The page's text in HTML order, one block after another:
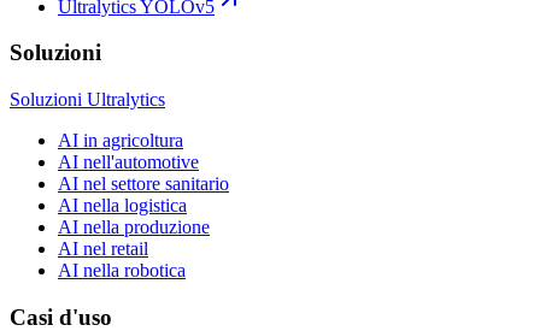
Ultralytics YOLOv5
Soluzioni
Soluzioni Ultralytics
AI in agricoltura
AI nell'automotive
AI nel settore sanitario
AI nella logistica
AI nella produzione
AI nel retail
AI nella robotica
Casi d'uso